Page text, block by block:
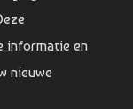
informatie en
nieuwe